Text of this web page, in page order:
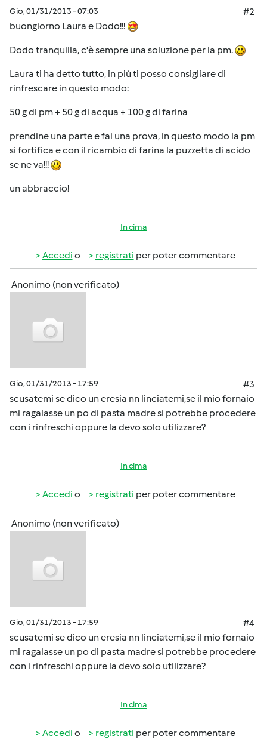
Gio, 01/31/2013 - 07:03
#2
buongiorno Laura e Dodo!!!
Dodo tranquilla, c'è sempre una soluzione per la pm.
Laura ti ha detto tutto, in più ti posso consigliare di
rinfrescare in questo modo:
50 g di pm + 50 g di acqua + 100 g di farina
prendine una parte e fai una prova, in questo modo la pm
si fortifica e con il ricambio di farina la puzzetta di acido
se ne va!!!
un abbraccio!
In cima
Accedi o registrati per poter commentare
Anonimo (non verificato)
Gio, 01/31/2013 - 17:59
#3
scusatemi se dico un eresia nn linciatemi,se il mio fornaio
mi ragalasse un po di pasta madre si potrebbe procedere
con i rinfreschi oppure la devo solo utilizzare?
In cima
Accedi o registrati per poter commentare
Anonimo (non verificato)
Gio, 01/31/2013 - 17:59
#4
scusatemi se dico un eresia nn linciatemi,se il mio fornaio
mi ragalasse un po di pasta madre si potrebbe procedere
con i rinfreschi oppure la devo solo utilizzare?
In cima
Accedi o registrati per poter commentare